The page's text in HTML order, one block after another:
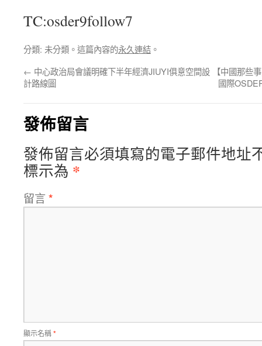
TC:osder9follow7
分類: 未分類。這篇內容的永久連結 。
← 中心政治局會議明確下半年經濟JIUYI俱意空間設
計路線圖
【中國那些
國際
發佈留言
發佈留言必須填寫的電子郵件地址
標示為 *
留言 *
顯示名稱*